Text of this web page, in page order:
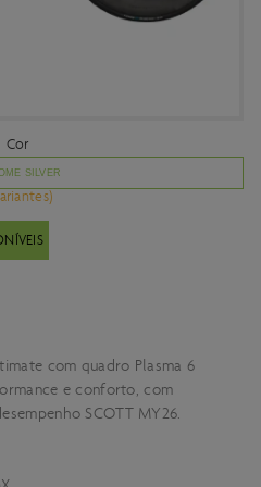
Cor
SILVER
com quadro Plasma 6
e conforto, com
SCOTT MY26.